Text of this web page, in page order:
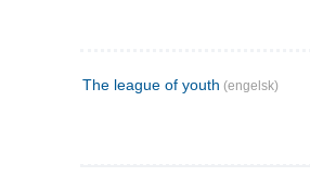
The league of youth (engelsk)